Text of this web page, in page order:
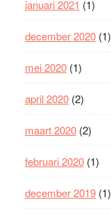
januari 2021 (1)
december 2020(1)
mei 2020(1)
april 2020(2)
maart 2020(2)
februari 2020(1)
december 2019(1)